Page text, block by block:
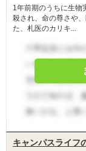
1年前期のうちに生物
殺され、命の尊さや
た、札医のカリキ...
キャンパスライフ